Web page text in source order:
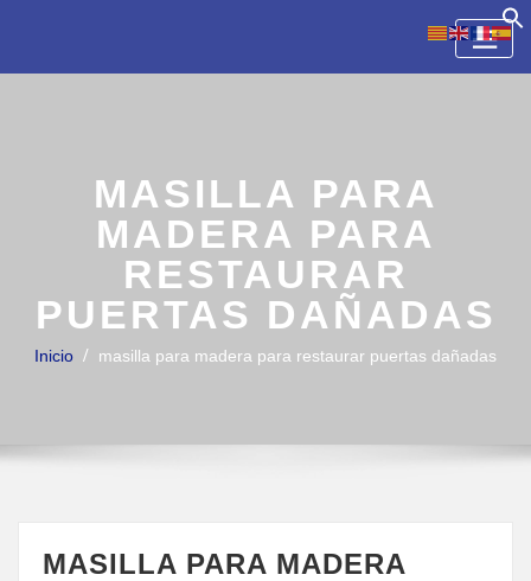
content
MASILLA PARA
MADERA PARA
RESTAURAR
PUERTAS DAÑADAS
Inicio masilla para madera para restaurar puertas dañadas
MASILLA PARA MADERA